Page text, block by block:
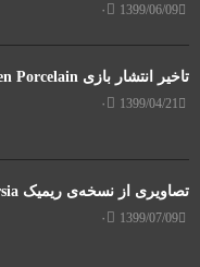
1399/06/09 ۰
تاخیر انتشار بازی Remothered Broken Porcelain
1399/04/21 ۰
تصاویری از نسخه‌ی ریمیک Prince of Persia فاش شد!
1399/07/09 ۰